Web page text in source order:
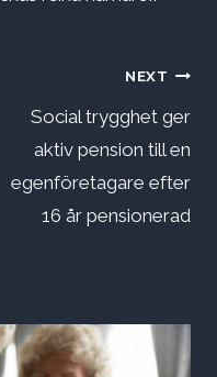
NEXT
Social trygghet ger
aktiv pension till en
egenföretagare efter
16 år pensionerad